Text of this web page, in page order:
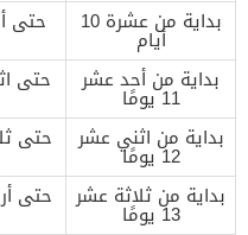
بداية من عشرة 10
أيام
بداية من أحد عشر
11 يومًا
بداية من اثني عشر
12 يومًا
بداية من ثلاثة عشر
13 يومًا